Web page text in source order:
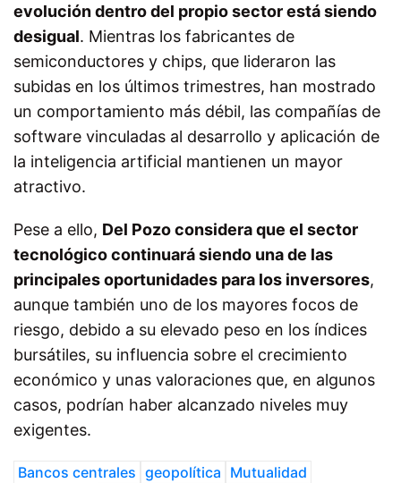
evolución dentro del propio sector está siendo
desigual. Mientras los fabricantes de
semiconductores y chips, que lideraron las
subidas en los últimos trimestres, han mostrado
un comportamiento más débil, las compañías de
software vinculadas al desarrollo y aplicación de
la inteligencia artificial mantienen un mayor
atractivo.
Pese a ello, Del Pozo considera que el sector
tecnológico continuará siendo una de las
principales oportunidades para los inversores,
aunque también uno de los mayores focos de
riesgo, debido a su elevado peso en los índices
bursátiles, su influencia sobre el crecimiento
económico y unas valoraciones que, en algunos
casos, podrían haber alcanzado niveles muy
exigentes.
Bancos centrales geopolítica Mutualidad